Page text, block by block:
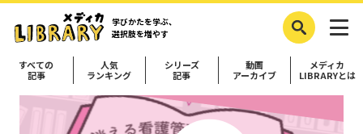
学びかたを学ぶ、
選択肢を増やす
すべての
記事
人気
ランキング
シリーズ
記事
動画
アーカイブ
メディカ
LIBRARYとは